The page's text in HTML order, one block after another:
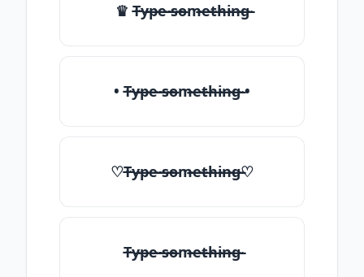
♛ T̶̴y̶̴p̶̴e̶̴ ̶̴s̶̴o̶̴m̶̴e̶̴t̶̴h̶̴i̶̴n̶̴g̶̴
• T̶̴y̶̴p̶̴e̶̴ ̶̴s̶̴o̶̴m̶̴e̶̴t̶̴h̶̴i̶̴n̶̴g̶̴ •
♡T̶̴y̶̴p̶̴e̶̴ ̶̴s̶̴o̶̴m̶̴e̶̴t̶̴h̶̴i̶̴n̶̴g̶̴♡
T̶̴y̶̴p̶̴e̶̴ ̶̴s̶̴o̶̴m̶̴e̶̴t̶̴h̶̴i̶̴n̶̴g̶̴